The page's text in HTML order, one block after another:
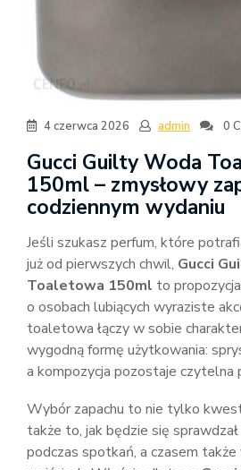
4 czerwca 2026 admin 0
Gucci Guilty Woda
150ml – zmysłowy
codziennym wydaniu
Jeśli szukasz perfum, które
już od pierwszych chwil, Gucci
Toaletowa 150ml to
o osobach lubiących wyraziste
toaletowa łączy w sobie
wygodną formę użytkowania:
a kompozycja pozostaje czytelna
Wybór zapachu to nie tylko
także to, jak będzie się sprawdzał
podczas spotkań, a czasem